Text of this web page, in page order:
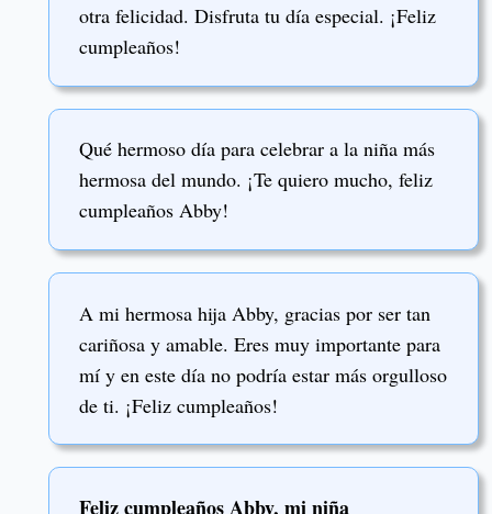
otra felicidad. Disfruta tu día especial. ¡Feliz
cumpleaños!
Qué hermoso día para celebrar a la niña más
hermosa del mundo. ¡Te quiero mucho, feliz
cumpleaños Abby!
A mi hermosa hija Abby, gracias por ser tan
cariñosa y amable. Eres muy importante para
mí y en este día no podría estar más orgulloso
de ti. ¡Feliz cumpleaños!
Feliz cumpleaños Abby, mi niña